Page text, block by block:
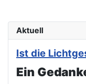
Aktuell
Ist die
Ein